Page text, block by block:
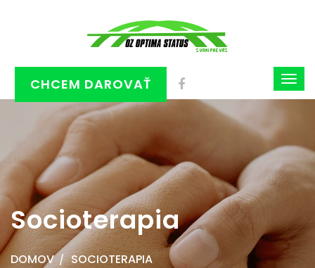
CHCEM DAROVAŤ
Socioterapia
DOMOV SOCIOTERAPIA